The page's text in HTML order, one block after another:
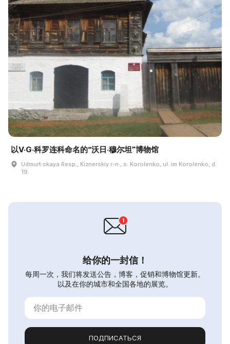
以V·G·科罗连科命名的“沃日·穆尔坦”博物馆
Udmurt·skaya Resp., Kiznerskiy r-n., s. Korolenko, ul. im Korolenko, d.
19.
给你的一封信！
每周一次，我们将发送公告，博客，促销和博物馆更新。
以及在你的城市和全国各地的展览。
ПОДПИСАТЬСЯ